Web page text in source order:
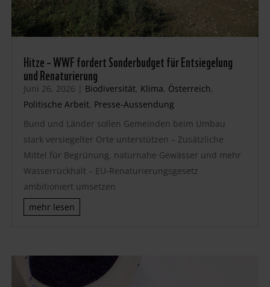
Hitze – WWF fordert Sonderbudget für Entsiegelung
und Renaturierung
Juni 26, 2026 | Biodiversität, Klima, Österreich,
Politische Arbeit, Presse-Aussendung
Bund und Länder sollen Gemeinden beim Umbau
stark versiegelter Orte unterstützen – Zusätzliche
Mittel für Begrünung, naturnahe Gewässer und mehr
Wasserrückhalt – EU-Renaturierungsgesetz
ambitioniert umsetzen
mehr lesen